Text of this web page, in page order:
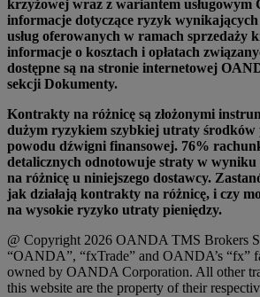
krzyżowej wraz z wariantem usługowym
informacje dotyczące ryzyk wynikających
usług oferowanych w ramach sprzedaży
informacje o kosztach i opłatach
dostępne są na stronie internetowej
sekcji Dokumenty.
Kontrakty na różnicę są złożonymi
dużym ryzykiem szybkiej utraty środków
powodu dźwigni finansowej. 76%
detalicznych odnotowuje straty w
na różnicę u niniejszego dostawcy.
jak działają kontrakty na różnicę, i czy
na wysokie ryzyko utraty pieniędzy.
@ Copyright 2026 OANDA TMS Brokers
“OANDA”, “fxTrade” and OANDA’s “fx”
owned by OANDA Corporation. All other
this website are the property of their